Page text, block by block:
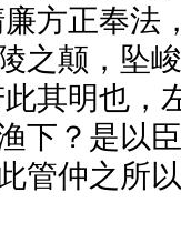
方正奉法
之颠，坠
其明也，
下？是以
管仲之所